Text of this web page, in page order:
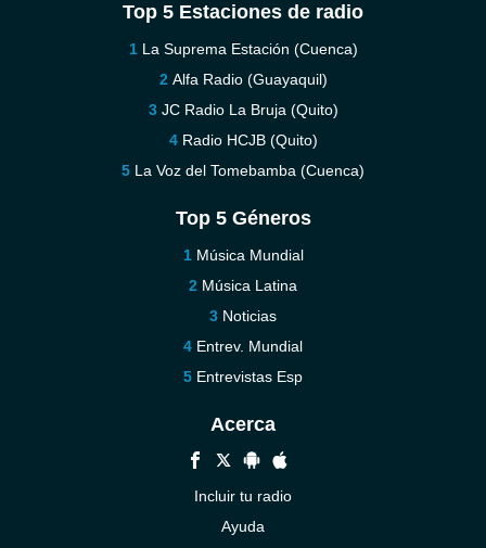
Top 5 Estaciones de radio
La Suprema Estación (Cuenca)
Alfa Radio (Guayaquil)
JC Radio La Bruja (Quito)
Radio HCJB (Quito)
La Voz del Tomebamba (Cuenca)
Top 5 Géneros
Música Mundial
Música Latina
Noticias
Entrev. Mundial
Entrevistas Esp
Acerca
Incluir tu radio
Ayuda